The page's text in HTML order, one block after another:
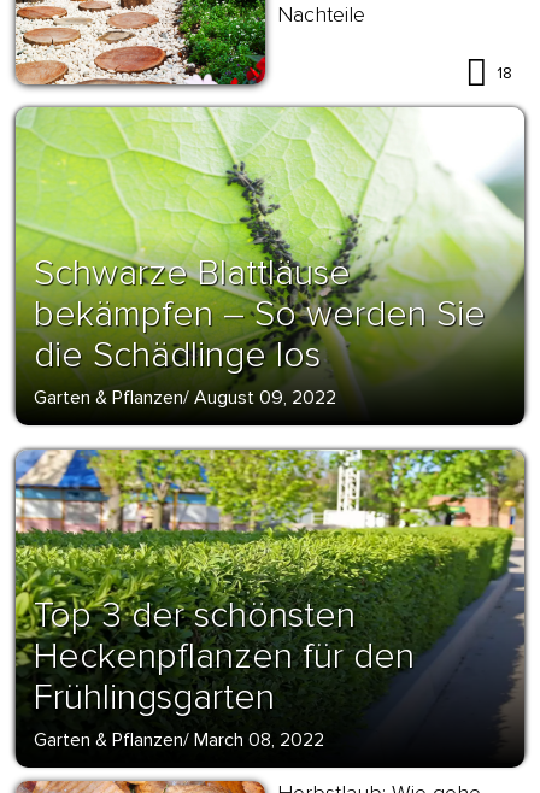
Nachteile
18
Schwarze Blattläuse
bekämpfen – So werden Sie
die Schädlinge los
Garten & Pflanzen/ August 09, 2022
Top 3 der schönsten
Heckenpflanzen für den
Frühlingsgarten
Garten & Pflanzen/ March 08, 2022